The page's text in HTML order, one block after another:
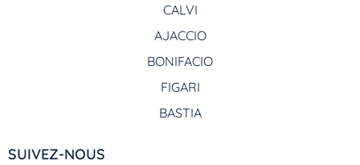
CALVI
AJACCIO
BONIFACIO
FIGARI
BASTIA
SUIVEZ-NOUS